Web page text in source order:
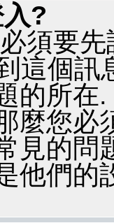
?
須要
這個
的所在
麼您必
見的問
他們的